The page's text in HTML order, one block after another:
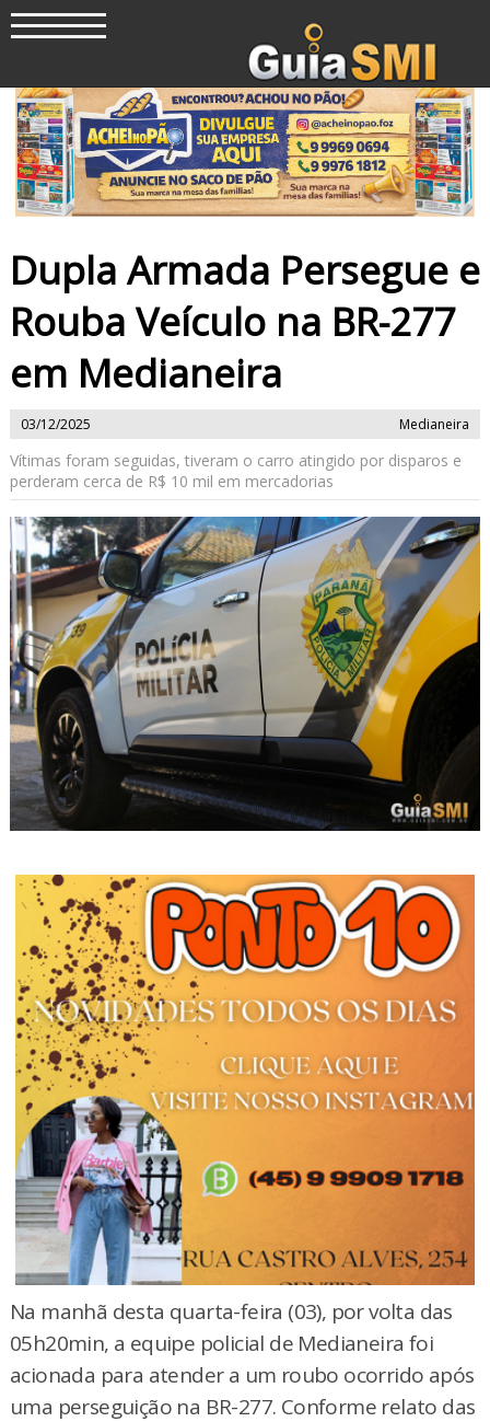
Dupla Armada Persegue e
Rouba Veículo na BR-277
em Medianeira
03/12/2025 Medianeira
Vítimas foram seguidas, tiveram o carro atingido por disparos e
perderam cerca de R$ 10 mil em mercadorias
Na manhã desta quarta-feira (03), por volta das
05h20min, a equipe policial de Medianeira foi
acionada para atender a um roubo ocorrido após
uma perseguição na BR-277. Conforme relato das